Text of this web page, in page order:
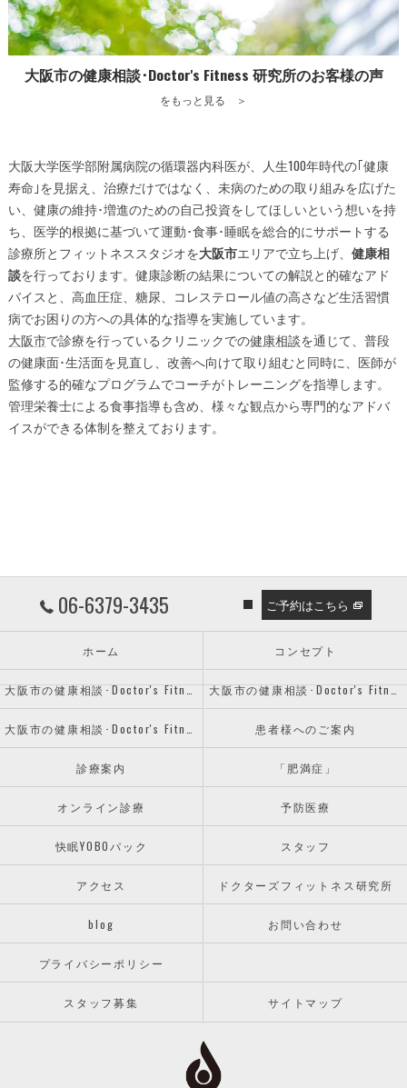
大阪市の健康相談･Doctor's Fitness 研究所のお客様の声
をもっと見る ＞
大阪大学医学部附属病院の循環器内科医が、人生100年時代の｢健康
寿命｣を見据え、治療だけではなく、未病のための取り組みを広げた
い、健康の維持･増進のための自己投資をしてほしいという想いを持
ち、医学的根拠に基づいて運動･食事･睡眠を総合的にサポートする
診療所とフィットネススタジオを大阪市エリアで立ち上げ、 健康相
談を行っております。健康診断の結果についての解説と的確なアド
バイスと、高血圧症、糖尿、コレステロール値の高さなど生活習慣
病でお困りの方への具体的な指導を実施しています。
大阪市で診療を行っているクリニックでの健康相談を通じて、普段
の健康面･生活面を見直し、改善へ向けて取り組むと同時に、医師が
監修する的確なプログラムでコーチがトレーニングを指導します。
管理栄養士による食事指導も含め、様々な観点から専門的なアドバ
イスができる体制を整えております。
06-6379-3435 ご予約はこちら
ホーム コンセプト
大阪市の健康相談･Doctor's Fitness 研究所の口コミ情報 大阪市の健康相談･Doctor's Fitness 研究所の評判
患者様へのご案内
診療案内 「肥満症」
オンライン診療 予防医療
快眠YOBOパック スタッフ
アクセス ドクターズフィットネス研究所
blog お問い合わせ
プライバシーポリシー
スタッフ募集 サイトマップ